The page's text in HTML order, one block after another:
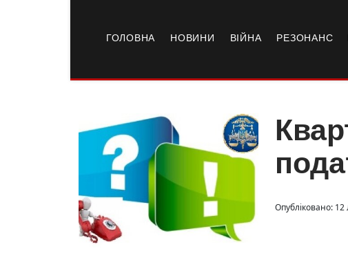
ГОЛОВНА НОВИНИ ВІЙНА РЕЗОНАНС
Опубліковано: